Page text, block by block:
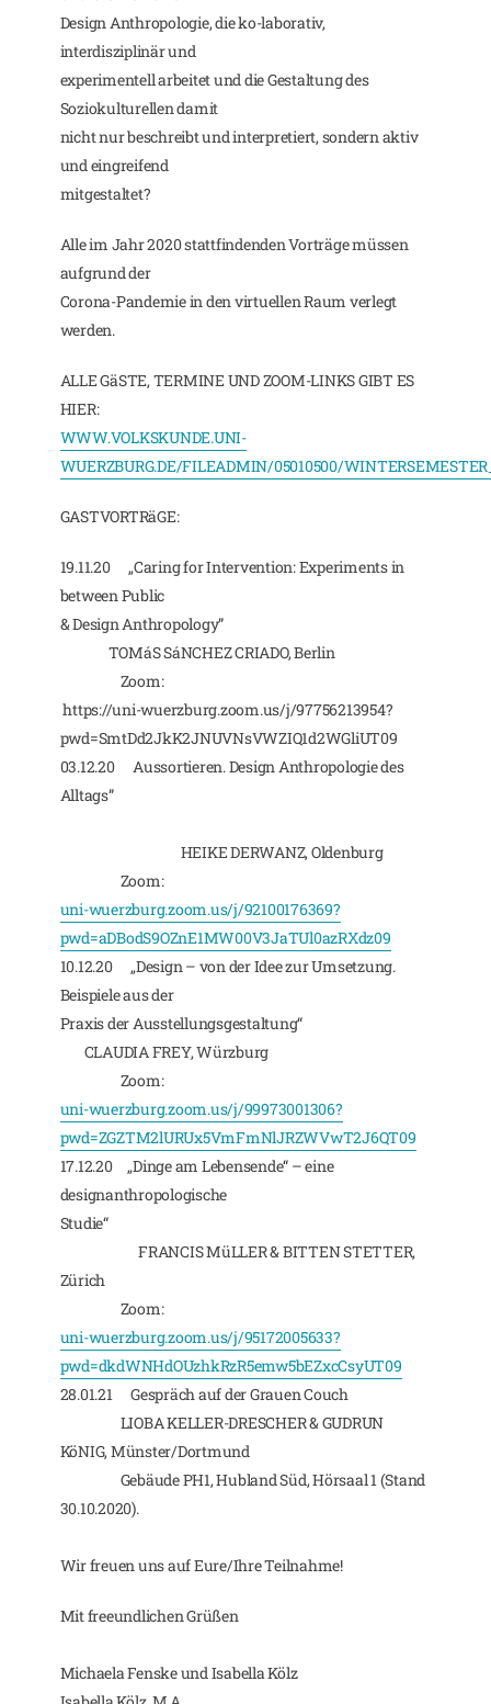
Design Anthropologie, die ko-laborativ,
interdisziplinär und
experimentell arbeitet und die Gestaltung des
Soziokulturellen damit
nicht nur beschreibt und interpretiert, sondern aktiv
und eingreifend
mitgestaltet?
Alle im Jahr 2020 stattfindenden Vorträge müssen
aufgrund der
Corona-Pandemie in den virtuellen Raum verlegt
werden.
ALLE GäSTE, TERMINE UND ZOOM-LINKS GIBT ES
HIER:
WWW.VOLKSKUNDE.UNI-
WUERZBURG.DE/FILEADMIN/05010500/
GASTVORTRäGE:
19.11.20 „Caring for Intervention: Experiments in
between Public
& Design Anthropology”
TOMáS SáNCHEZ CRIADO, Berlin
Zoom:
https://uni-wuerzburg.zoom.us/j/97756213954?
pwd=SmtDd2JkK2JNUVNsVWZIQ1d2WGliUT09
03.12.20 Aussortieren. Design Anthropologie des
Alltags”
HEIKE DERWANZ, Oldenburg
Zoom:
uni-wuerzburg.zoom.us/j/92100176369?
pwd=aDBodS9OZnE1MW00V3JaTUl0azRXdz09
10.12.20 „Design – von der Idee zur Umsetzung.
Beispiele aus der
Praxis der Ausstellungsgestaltung“
CLAUDIA FREY, Würzburg
Zoom:
uni-wuerzburg.zoom.us/j/99973001306?
pwd=ZGZTM2lURUx5VmFmNlJRZWVwT2J6QT09
17.12.20 „Dinge am Lebensende“ – eine
designanthropologische
Studie“
FRANCIS MüLLER & BITTEN STETTER,
Zürich
Zoom:
uni-wuerzburg.zoom.us/j/95172005633?
pwd=dkdWNHdOUzhkRzR5emw5bEZxcCsyUT09
28.01.21 Gespräch auf der Grauen Couch
LIOBA KELLER-DRESCHER & GUDRUN
KöNIG, Münster/Dortmund
Gebäude PH1, Hubland Süd, Hörsaal 1 (Stand
30.10.2020).
Wir freuen uns auf Eure/Ihre Teilnahme!
Mit freeundlichen Grüßen
Michaela Fenske und Isabella Kölz